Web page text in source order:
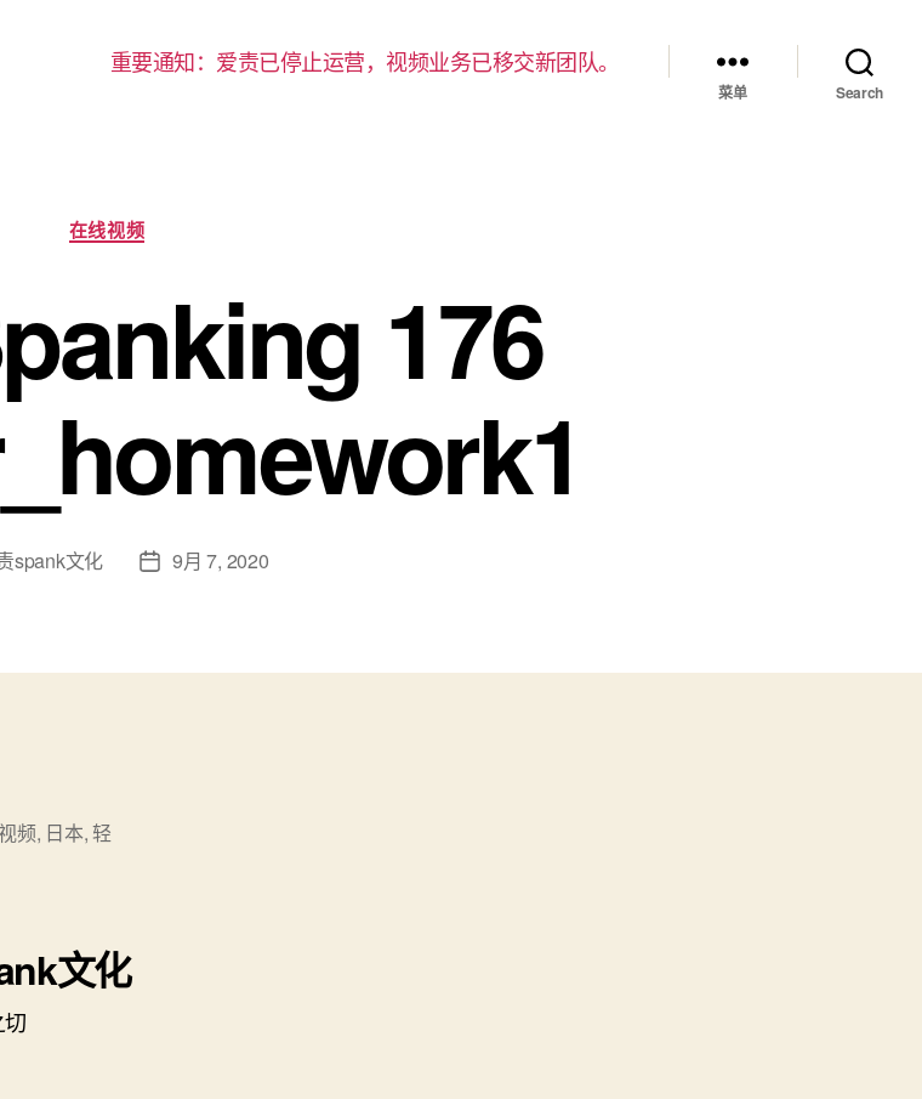
重要通知：爱责已停止运营，视频业务已移交新团队。
菜单 Search
分
类
在线视频
176
spank文化
发 9月 7, 2020
频, 日本,轻
文化